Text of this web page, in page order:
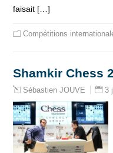
faisait […]
Compétitions
Shamkir Chess
Sébastien JOUVE 3